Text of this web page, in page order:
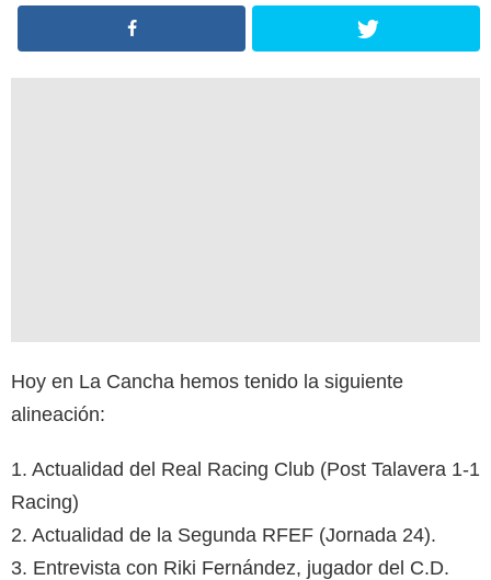
Hoy en La Cancha hemos tenido la siguiente
alineación:
1. Actualidad del Real Racing Club (Post Talavera 1-1
Racing)
2. Actualidad de la Segunda RFEF (Jornada 24).
3. Entrevista con Riki Fernández, jugador del C.D.